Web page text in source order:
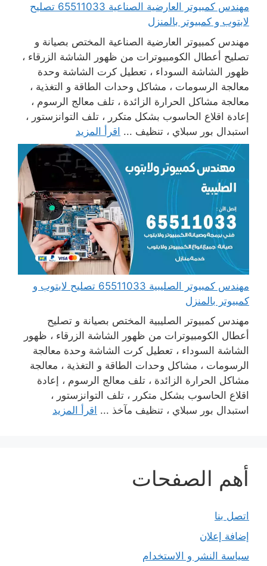
مهندس كمبيوتر العارضية الصناعية 65511033 تصليح
لابتوب و كمبيوتر بالمنزل
مهندس كمبيوتر العارضية الصناعية المختص بصيانة و
تصليح أعطال الكومبيوترات من ظهور الشاشة الزرقاء ،
ظهور الشاشة السوداء ، تعطيل كرت الشاشة وحدة
معالجة الرسومات ، مشاكل وحدات الطاقة و التغذية ،
معالجة مشاكل الحرارة الزائدة ، تلف معالج الرسوم ،
إعادة اقلاع الحاسوب بشكل متكرر ، تلف التوانزستور ،
استبدال بور سبلاي ، تنظيف ... اقرأ المزيد
مهندس كمبيوتر الصليبية 65511033 تصليح لابتوب و
كمبيوتر بالمنزل
مهندس كمبيوتر الصليبية المختص بصيانة و تصليح
أعطال الكومبيوترات من ظهور الشاشة الزرقاء ، ظهور
الشاشة السوداء ، تعطيل كرت الشاشة وحدة معالجة
الرسومات ، مشاكل وحدات الطاقة و التغذية ، معالجة
مشاكل الحرارة الزائدة ، تلف معالج الرسوم ، إعادة
اقلاع الحاسوب بشكل متكرر ، تلف التوانزستور ،
استبدال بور سبلاي ، تنظيف مآخذ ... اقرأ المزيد
أهم الصفحات
اتصل بنا
إضافة إعلان
سياسة النشر و الاستخدام